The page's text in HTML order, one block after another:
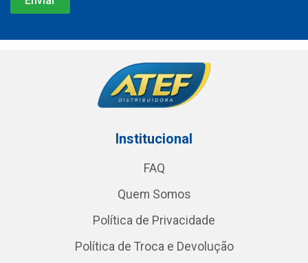
Institucional
FAQ
Quem Somos
Política de Privacidade
Política de Troca e Devolução